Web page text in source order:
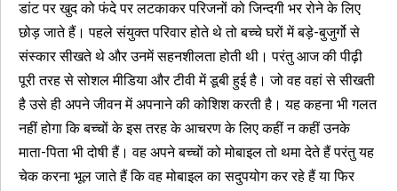
डांट पर खुद को फंदे पर लटकाकर परिजनों को जिन्दगी भर रोने के लिए
छोड़ जाते हैं। पहले संयुक्त परिवार होते थे तो बच्चे घरों में बड़े-बुजुर्गो से
संस्कार सीखते थे और उनमें सहनशीलता होती थी। परंतु आज की पीढ़ी
पूरी तरह से सोशल मीडिया और टीवी में डूबी हुई है। जो वह वहां से सीखती
है उसे ही अपने जीवन में अपनाने की कोशिश करती है। यह कहना भी गलत
नहीं होगा कि बच्चों के इस तरह के आचरण के लिए कहीं न कहीं उनके
माता-पिता भी दोषी हैं। वह अपने बच्चों को मोबाइल तो थमा देते हैं परंतु यह
चेक करना भूल जाते हैं कि वह मोबाइल का सदुपयोग कर रहे हैं या फिर